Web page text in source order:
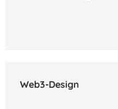
Web3-Design